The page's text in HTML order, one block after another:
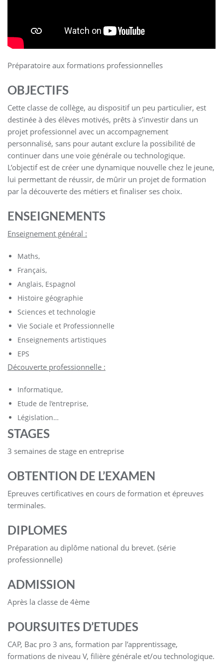
Préparatoire aux formations professionnelles
OBJECTIFS
Cette classe de collège, au dispositif un peu particulier, est
destinée à des élèves motivés, prêts à s’investir dans un
projet professionnel avec un accompagnement
personnalisé, sans pour autant exclure la possibilité de
continuer dans une voie générale ou technologique.
L’objectif est de créer une dynamique nouvelle chez le jeune,
lui permettant de réussir, de mûrir un projet de formation
par la découverte des métiers et finaliser ses choix.
ENSEIGNEMENTS
Enseignement général :
Maths,
Français,
Anglais, Espagnol
Histoire géographie
Sciences et technologie
Vie Sociale et Professionnelle
Enseignements artistiques
EPS
Découverte professionnelle :
Informatique,
Etude de l’entreprise,
Législation…
STAGES
3 semaines de stage en entreprise
OBTENTION DE L’EXAMEN
Epreuves certificatives en cours de formation et épreuves
terminales.
DIPLOMES
Préparation au diplôme national du brevet. (série
professionnelle)
ADMISSION
Après la classe de 4ème
POURSUITES D’ETUDES
CAP, Bac pro 3 ans, formation par l’apprentissage,
formations de niveau V, filière générale et/ou technologique.